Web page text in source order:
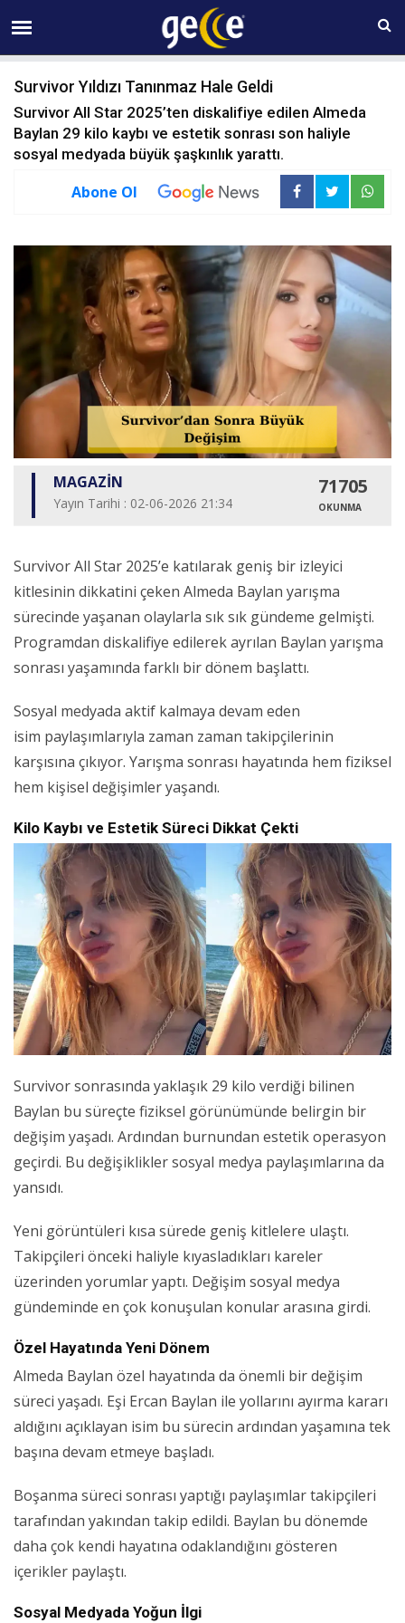
08 AĞUSTOS Cumartesi 00:08
Survivor Yıldızı Tanınmaz Hale Geldi
Survivor All Star 2025’ten diskalifiye edilen Almeda
Baylan 29 kilo kaybı ve estetik sonrası son haliyle
sosyal medyada büyük şaşkınlık yarattı.
Abone Ol
MAGAZİN
Yayın Tarihi : 02-06-2026 21:34
71705
OKUNMA
Survivor All Star 2025’e katılarak geniş bir izleyici
kitlesinin dikkatini çeken Almeda Baylan yarışma
sürecinde yaşanan olaylarla sık sık gündeme gelmişti.
Programdan diskalifiye edilerek ayrılan Baylan yarışma
sonrası yaşamında farklı bir dönem başlattı.
Sosyal medyada aktif kalmaya devam eden
isim paylaşımlarıyla zaman zaman takipçilerinin
karşısına çıkıyor. Yarışma sonrası hayatında hem fiziksel
hem kişisel değişimler yaşandı.
Kilo Kaybı ve Estetik Süreci Dikkat Çekti
Survivor sonrasında yaklaşık 29 kilo verdiği bilinen
Baylan bu süreçte fiziksel görünümünde belirgin bir
değişim yaşadı. Ardından burnundan estetik operasyon
geçirdi. Bu değişiklikler sosyal medya paylaşımlarına da
yansıdı.
Yeni görüntüleri kısa sürede geniş kitlelere ulaştı.
Takipçileri önceki haliyle kıyasladıkları kareler
üzerinden yorumlar yaptı. Değişim sosyal medya
gündeminde en çok konuşulan konular arasına girdi.
Özel Hayatında Yeni Dönem
Almeda Baylan özel hayatında da önemli bir değişim
süreci yaşadı. Eşi Ercan Baylan ile yollarını ayırma kararı
aldığını açıklayan isim bu sürecin ardından yaşamına tek
başına devam etmeye başladı.
Boşanma süreci sonrası yaptığı paylaşımlar takipçileri
tarafından yakından takip edildi. Baylan bu dönemde
daha çok kendi hayatına odaklandığını gösteren
içerikler paylaştı.
Sosyal Medyada Yoğun İlgi